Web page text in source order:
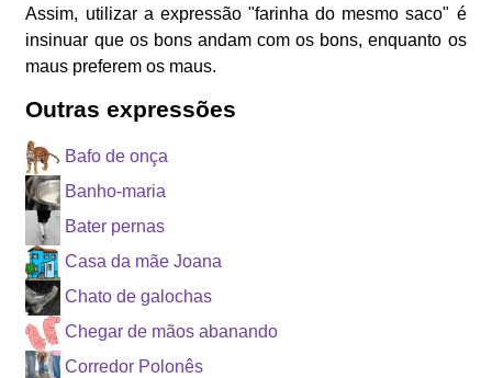
Assim, utilizar a expressão "farinha do mesmo saco" é
insinuar que os bons andam com os bons, enquanto os
maus preferem os maus.
Outras expressões
Bafo de onça
Banho-maria
Bater pernas
Casa da mãe Joana
Chato de galochas
Chegar de mãos abanando
Corredor Polonês